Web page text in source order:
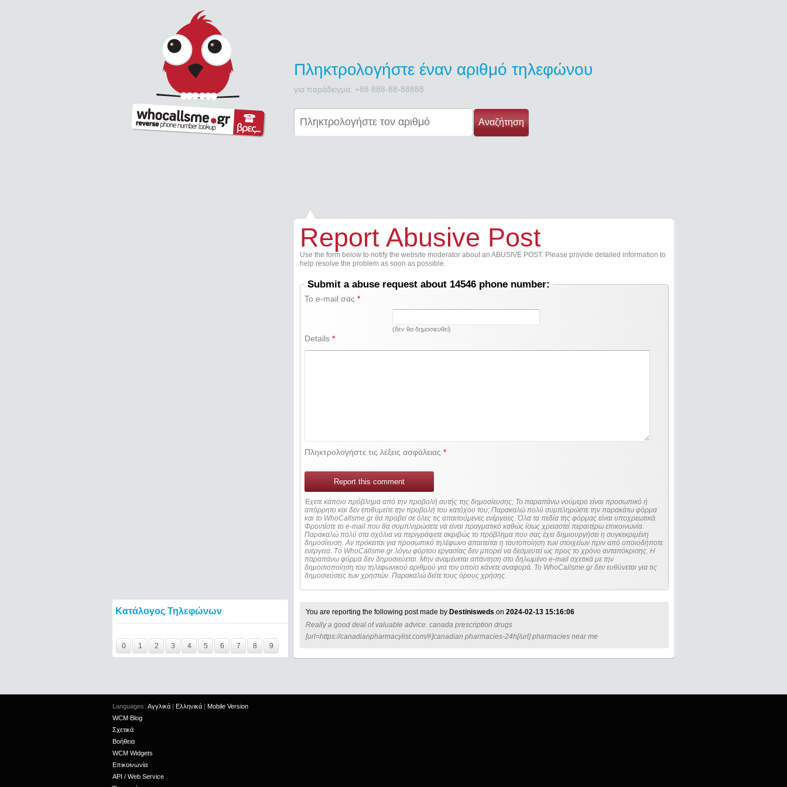
Πληκτρολογήστε έναν αριθμό τηλεφώνου
για παράδειγμα: +88 888-88-88888
Αναζήτηση
Κατάλογος Τηλεφώνων
0
1 2 3 4 5 6 7 8 9
Report Abusive Post
Use the form below to notify the website moderator about an ABUSIVE POST. Please provide detailed information to
help resolve the problem as soon as possible.
Submit a abuse request about 14546 phone number:
Το e-mail σας*
(δεν θα δημοσιευθεί)
Details*
Πληκτρολογήστε τις λέξεις ασφάλειας*
Report this comment
Έχετε κάποιο πρόβλημα από την προβολή αυτής της δημοσίευσης; Το παραπάνω νούμερο είναι προσωπικό ή
απόρρητο και δεν επιθυμείτε την προβολή του κατόχου του; Παρακαλώ πολύ συμπληρώστε την παρακάτω φόρμα
και το WhoCallsme.gr θα προβεί σε όλες τις απαιτούμενες ενέργειες. Όλα τα πεδία της φόρμας είναι υποχρεωτικά.
Φροντίστε το e-mail που θα συμπληρώσετε να είναι πραγματικό καθώς ίσως χρειαστεί περαιτέρω επικοινωνία.
Παρακαλώ πολύ στα σχόλια να περιγράψετε ακριβώς το πρόβλημα που σας έχει δημιουργήσει η συγκεκριμένη
δημοσίευση. Αν πρόκειται για προσωπικό τηλέφωνο απαιτείται η ταυτοποίηση των στοιχείων πριν από οποιοδήποτε
ενέργεια. Τo WhoCallsme.gr λόγω φόρτου εργασίας δεν μπορεί να δεσμευτεί ως προς το χρόνο ανταπόκρισης. Η
παραπάνω φόρμα δεν δημοσιεύεται. Μην αναμένεται απάντηση στο δηλωμένο e-mail σχετικά με την
δημοσιοποίηση του τηλεφωνικού αριθμού για τον οποίο κάνετε αναφορά. Το WhoCallsme.gr δεν ευθύνεται για τις
δημοσιεύσεις των χρηστών. Παρακαλώ δείτε τους όρους χρήσης.
You are reporting the following post made by Destinisweds on 2024-02-13 15:16:06
Really a good deal of valuable advice. canada prescription drugs
[url=https://canadianpharmacylist.com/#]canadian pharmacies-24h[/url] pharmacies near me
Languages: Αγγλικά | Ελληνικά | Mobile Version
WCM Blog
Σχετικά
Βοήθεια
WCM Widgets
Επικοινωνία
API / Web Service